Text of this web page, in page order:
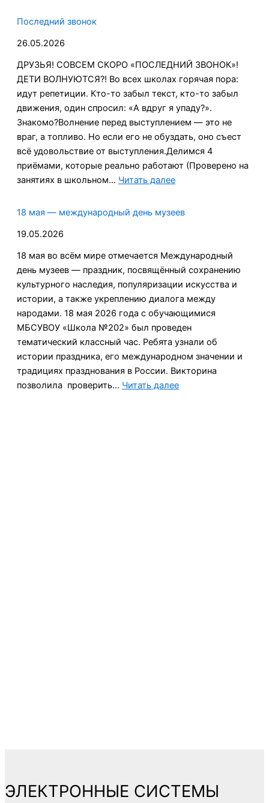
Последний звонок
26.05.2026
ДРУЗЬЯ! СОВСЕМ СКОРО «ПОСЛЕДНИЙ ЗВОНОК»!
ДЕТИ ВОЛНУЮТСЯ?! Во всех школах горячая пора:
идут репетиции. Кто-то забыл текст, кто-то забыл
движения, один спросил: «А вдруг я упаду?».
Знакомо?Волнение перед выступлением — это не
враг, а топливо. Но если его не обуздать, оно съест
всё удовольствие от выступления.Делимся 4
приёмами, которые реально работают (Проверено на
занятиях в школьном… Читать далее:
звонок
18 мая — международный день музеев
19.05.2026
18 мая во всём мире отмечается Международный
день музеев — праздник, посвящённый сохранению
культурного наследия, популяризации искусства и
истории, а также укреплению диалога между
народами. 18 мая 2026 года с обучающимися
МБСУВОУ «Школа №202» был проведен
тематический классный час. Ребята узнали об
истории праздника, его международном значении и
традициях празднования в России. Викторина
позволила проверить… Читать далее:
ЭЛЕКТРОННЫЕ СИСТЕМЫ